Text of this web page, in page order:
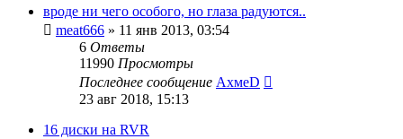
вроде ни чего особого, но глаза радуются..
meat666 » 11 янв 2013, 03:54
6 Ответы
11990 Просмотры
Последнее сообщение АхмеD
23 авг 2018, 15:13
16 диски на RVR